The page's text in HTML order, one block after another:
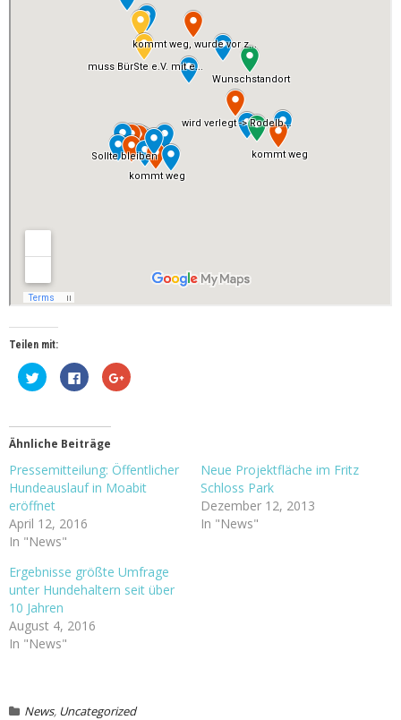
Teilen mit:
Klick,
um
teilen
(Wird
in
Fenster
geöffnet)
Klick,
um
teilen
(Wird
in
neuem
Fenster
geöffnet)
Zum
Teilen
geöffnet)
Ähnliche Beiträge
Pressemitteilung: Öffentlicher
Hundeauslauf in Moabit
eröffnet
April 12, 2016
In "News"
Neue Projektfläche im Fritz
Schloss Park
Dezember 12, 2013
In "News"
Ergebnisse größte Umfrage
unter Hundehaltern seit über
10 Jahren
August 4, 2016
In "News"
News, Uncategorized